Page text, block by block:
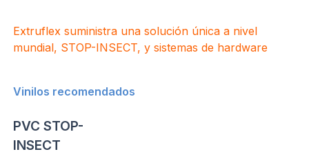
Extruflex suministra una solución única a nivel
mundial, STOP-INSECT, y sistemas de hardware
Vinilos recomendados
PVC STOP-
INSECT